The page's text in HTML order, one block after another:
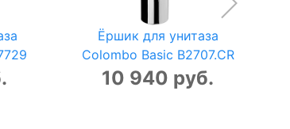
Ёршик для унитаза
Colombo Basic B2707.CR
10 940 руб.